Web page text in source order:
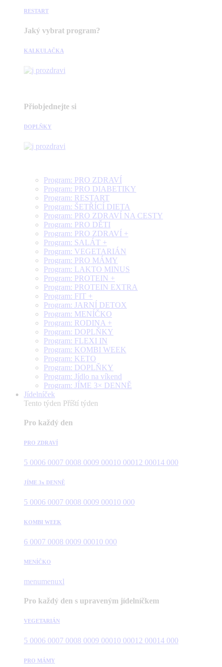
RESTART
Jaký vybrat program?
KALKULAČKA
Přiobjednejte si
DOPLŇKY
Program: PRO ZDRAVÍ
Program: PRO DIABETIKY
Program: RESTART
Program: ŠETŘÍCÍ DIETA
Program: PRO ZDRAVÍ NA CESTY
Program: PRO DĚTI
Program: PRO ZDRAVÍ +
Program: SALÁT +
Program: VEGETARIÁN
Program: PRO MÁMY
Program: LAKTO MINUS
Program: PROTEIN +
Program: PROTEIN EXTRA
Program: FIT +
Program: JARNÍ DETOX
Program: MENÍČKO
Program: RODINA +
Program: DOPLŇKY
Program: FLEXI IN
Program: KOMBI WEEK
Program: KETO
Program: DOPLŇKY
Program: Jídlo na víkend
Program: JÍME 3× DENNĚ
Jídelníček
Tento týden Příští týden
Pro každý den
PRO ZDRAVÍ
5 0006 0007 0008 0009 00010 00012 00014 000
JÍME 3x DENNĚ
5 0006 0007 0008 0009 00010 000
KOMBI WEEK
6 0007 0008 0009 00010 000
MENÍČKO
menumenuxl
Pro každý den s upraveným jídelníčkem
VEGETARIÁN
5 0006 0007 0008 0009 00010 00012 00014 000
PRO MÁMY